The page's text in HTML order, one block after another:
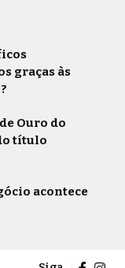
graças às
Ouro do
título
acontece